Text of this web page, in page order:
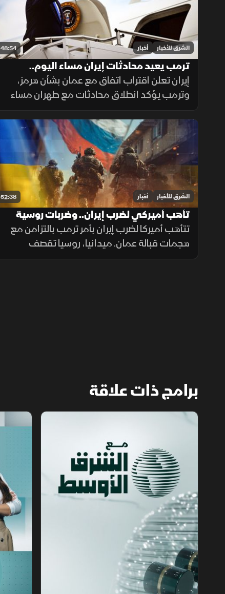
48:54 الشرق للأخبار أخبار
ترمب يعيد محادثات إيران مساء اليوم..
والسعودية تدفع نحو التهدئة
إيران تعلن اقتراب اتفاق مع عمان بشأن هرمز،
وترمب يؤكد انطلاق محادثات مع طهران مساء
الإثنين، فيما تدفع السعودية نحو التهدئة،
وتتواصل الضغوط الدولية بشأن غزة، ويعلن
المغرب حصيلة أحداث سبتة.
52:38 الشرق للأخبار أخبار
تأهب أميركي لضرب إيران.. وضربات روسية
مكثفة تستهدف كييف
تتأهب أميركا لضرب إيران بأمر ترمب بالتزامن مع
هجمات قبالة عمان. ميدانيا، روسيا تقصف
أوكرانيا بـ35 صاروخا و185 مسيرة معظمها على
برامج ذات علاقة
مع الشرق الأوسط الخبر الآخر